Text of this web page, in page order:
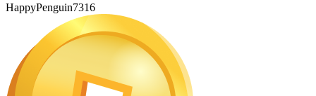
HappyPenguin7316